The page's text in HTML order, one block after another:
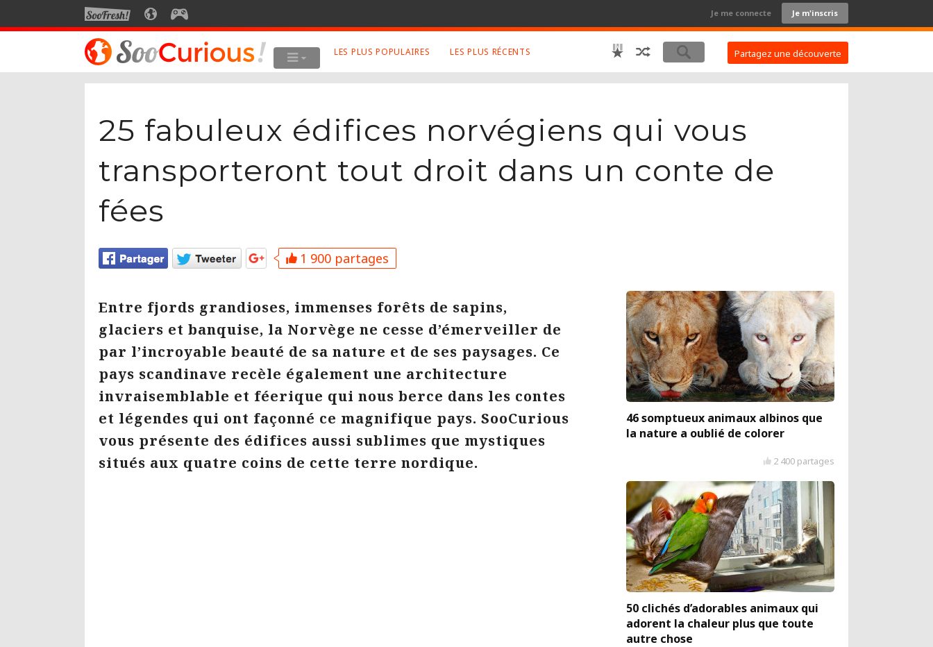
SOOFRESHSOOCURIOUS Je me connecte Je m'inscris
Voyage
Style de vie
Art
Robot
Twitter
Mentions Légales
LES PLUS POPULAIRES LES PLUS RÉCENTS Partagez une découverte
25 fabuleux édifices norvégiens qui vous
transporteront tout droit dans un conte de
fées
1 900 partages
Entre fjords grandioses, immenses forêts de sapins,
glaciers et banquise, la Norvège ne cesse d’émerveiller de
par l’incroyable beauté de sa nature et de ses paysages. Ce
pays scandinave recèle également une architecture
invraisemblable et féerique qui nous berce dans les contes
et légendes qui ont façonné ce magnifique pays. SooCurious
vous présente des édifices aussi sublimes que mystiques
situés aux quatre coins de cette terre nordique.
46 somptueux animaux albinos que
la nature a oublié de colorer
2 400 partages
50 clichés d’adorables animaux qui
adorent la chaleur plus que toute
autre chose